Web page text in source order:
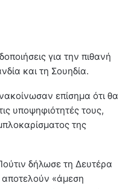
για την πιθανή
και τη Σουηδία.
επίσημα ότι θα
υποψηφιότητές τους,
της
δήλωσε τη Δευτέρα
αποτελούν «άμεση